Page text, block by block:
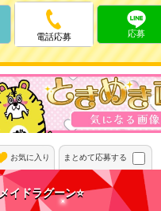
電話応募 応募
お気に入り まとめて応募する
イドラグーン⭐️